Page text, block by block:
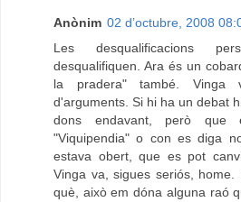
Anònim 02 d’octubre, 2008
Les desqualificacions
desqualifiquen. Ara és un
la pradera" també. Vinga
d'arguments. Si hi ha un debat
dons endavant, però
"Viquipendia" o con es diga
estava obert, que es pot
Vinga va, sigues seriós,
què, això em dóna alguna raó